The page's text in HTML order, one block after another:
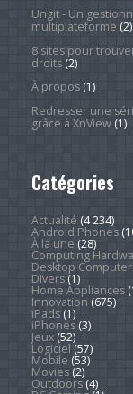
Ungit - Un
multiplateforme (2)
8 sites pour
droits(2)
À propos(1)
Redresser une
grâce à XnView(1)
Catégories
Actualité (4 234)
Android Phones
À la une (28)
Computing
Desktop
Divers(1)
Home Appliances
Innovation (675)
iPads(1)
iPhones(3)
Jeux(52)
Logiciel (57)
Mobile (53)
Movies(2)
Outdoors(4)